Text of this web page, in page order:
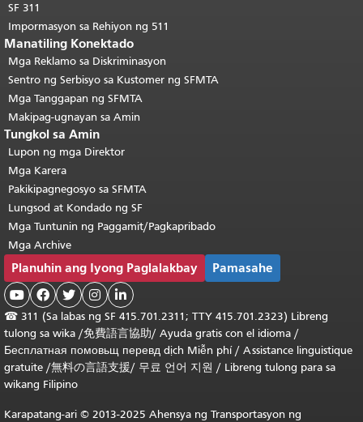
SF 311
Impormasyon sa Rehiyon ng 511
Manatiling Konektado
Mga Reklamo sa Diskriminasyon
Sentro ng Serbisyo sa Kustomer ng SFMTA
Mga Tanggapan ng SFMTA
Makipag-ugnayan sa Amin
Tungkol sa Amin
Lupon ng mga Direktor
Mga Karera
Pakikipagnegosyo sa SFMTA
Lungsod at Kondado ng SF
Mga Tuntunin ng Paggamit/Pagkapribado
Mga Archive
Planuhin ang Iyong Paglalakbay Pamasahe
    
☎ 311 (Sa labas ng SF 415.701.2311; TTY 415.701.2323) Libreng
tulong sa wika /免費語言協助/ Ayuda gratis con el idioma /
Бесплатная помовьщ перевд dịch Miễn phí/ Assistance linguistique
gratuite /無料の言語支援/ 무료 언어 지원 / Libreng tulong para sa
wikang Filipino
Karapatang-ari © 2013-2025 Ahensya ng Transportasyon ng